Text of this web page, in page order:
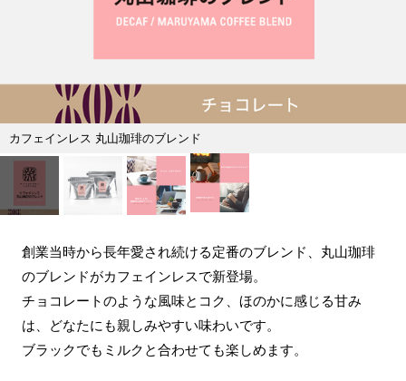
カフェインレス 丸山珈琲のブレンド
創業当時から長年愛され続ける定番のブレンド、丸山珈琲
のブレンドがカフェインレスで新登場。
チョコレートのような風味とコク、ほのかに感じる甘み
は、どなたにも親しみやすい味わいです。
ブラックでもミルクと合わせても楽しめます。